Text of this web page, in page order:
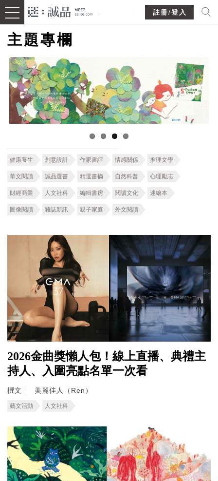
註冊/登入
主題專欄
健康養生 創意設計 作家書評 情感關係 推理文學
華文閱讀 誠品選書 精選書摘 自然科普 心理勵志
財經商業 人文社科 編輯書房 閱讀文化 迷繪本
圖像閱讀 雜誌新訊 親子家庭 外文閱讀
2026金曲獎懶人包！線上直播、典禮主
持人、入圍亮點名單一次看
撰文 美麗佳人（Ren）
藝文活動 人文社科